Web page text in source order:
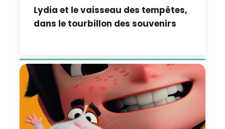
Lydia et le vaisseau des tempêtes,
dans le tourbillon des souvenirs